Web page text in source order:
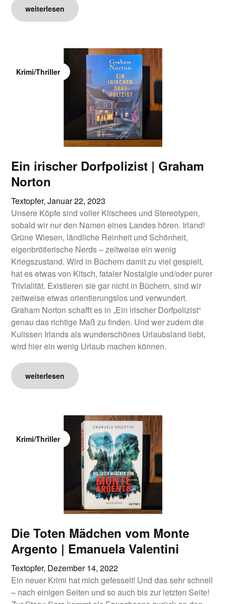
weiterlesen
Krimi/Thriller
Ein irischer Dorfpolizist | Graham
Norton
Textopfer,Januar 22, 2023
Unsere Köpfe sind voller Klischees und Stereotypen,
sobald wir nur den Namen eines Landes hören. Irland!
Grüne Wiesen, ländliche Reinheit und Schönheit,
eigenbrötlerische Nerds – zeitweise ein wenig
Kriegszustand. Wird in Büchern damit zu viel gespielt,
hat es etwas von Kitsch, fataler Nostalgie und/oder purer
Trivialität. Existieren sie gar nicht in Büchern, sind wir
zeitweise etwas orientierungslos und verwundert.
Graham Norton schafft es in „Ein irischer Dorfpolizist“
genau das richtige Maß zu finden. Und wer zudem die
Kulissen Irlands als wunderschönes Urlaubsland liebt,
wird hier ein wenig Urlaub machen können.
weiterlesen
Krimi/Thriller
Die Toten Mädchen vom Monte
Argento | Emanuela Valentini
Textopfer, Dezember 14, 2022
Ein neuer Krimi hat mich gefesselt! Und das sehr schnell
– nach einigen Seiten und so auch bis zur letzten Seite!